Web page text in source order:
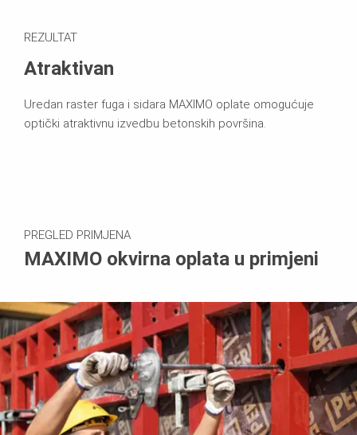
REZULTAT
Atraktivan
Uredan raster fuga i sidara MAXIMO oplate omogućuje
optički atraktivnu izvedbu betonskih površina.
PREGLED PRIMJENA
MAXIMO okvirna oplata u primjeni